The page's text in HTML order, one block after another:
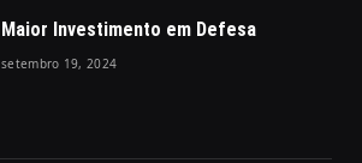
Maior Investimento em Defesa
setembro 19, 2024